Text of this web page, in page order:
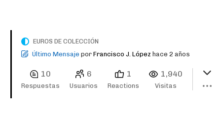
EUROS DE COLECCIÓN
Último Mensaje por Francisco J. López hace 2 años
10
Respuestas
6
Usuarios
1
Reactions
1,940
Visitas